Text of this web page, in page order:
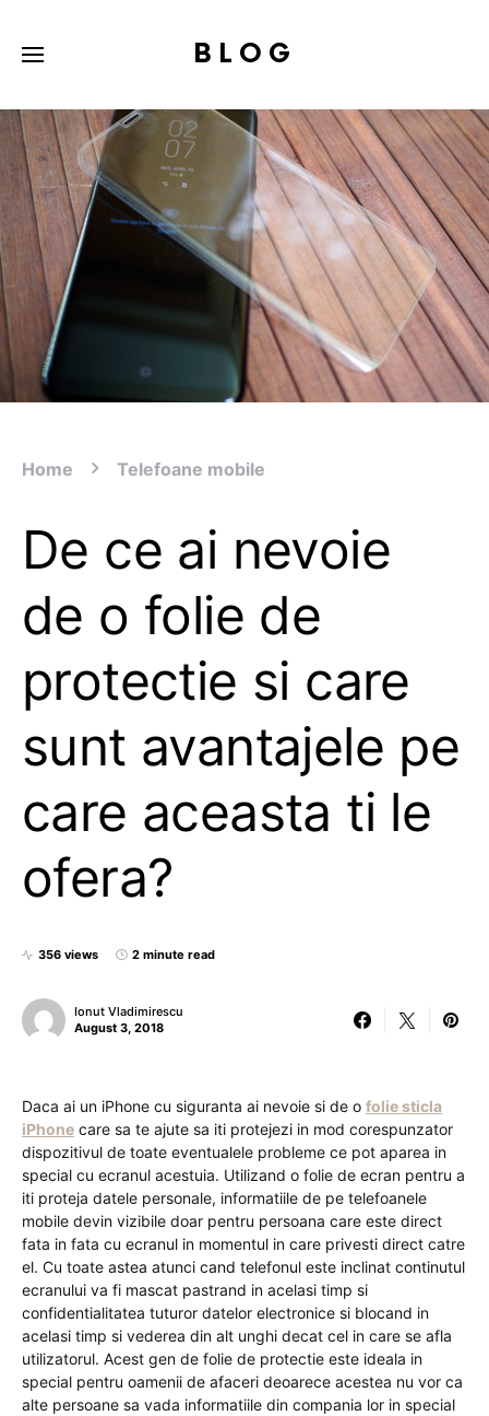
BLOG
Home Telefoane mobile
De ce ai nevoie
de o folie de
protectie si care
sunt avantajele pe
care aceasta ti le
ofera?
356 views 2 minute read
Ionut Vladimirescu
August 3, 2018
Daca ai un iPhone cu siguranta ai nevoie si de o folie sticla
iPhone care sa te ajute sa iti protejezi in mod corespunzator
dispozitivul de toate eventualele probleme ce pot aparea in
special cu ecranul acestuia. Utilizand o folie de ecran pentru a
iti proteja datele personale, informatiile de pe telefoanele
mobile devin vizibile doar pentru persoana care este direct
fata in fata cu ecranul in momentul in care privesti direct catre
el. Cu toate astea atunci cand telefonul este inclinat continutul
ecranului va fi mascat pastrand in acelasi timp si
confidentialitatea tuturor datelor electronice si blocand in
acelasi timp si vederea din alt unghi decat cel in care se afla
utilizatorul. Acest gen de folie de protectie este ideala in
special pentru oamenii de afaceri deoarece acestea nu vor ca
alte persoane sa vada informatiile din compania lor in special